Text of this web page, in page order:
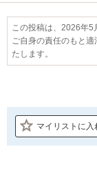
この投稿は、2026年5
ご自身の責任のもと
たします。
マイリストに入